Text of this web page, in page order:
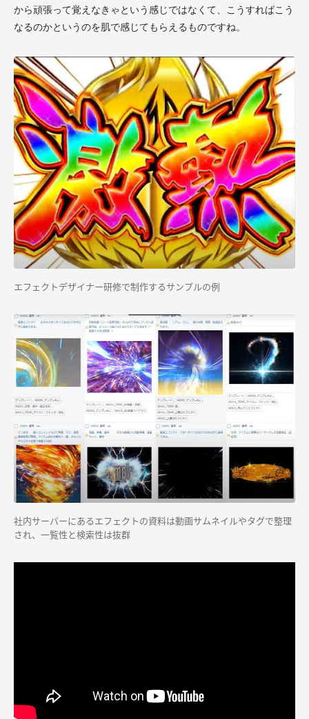
から頑張って覚えなきゃという感じではなくて、こうすればこう
なるのかというのを肌で感じてもらえるものですね。
エフェクトデザイナー研修で制作するサンプルの例
社内サーバーにあるエフェクトの資料は動画サムネイルやタグで整理
され、一覧性と検索性は抜群